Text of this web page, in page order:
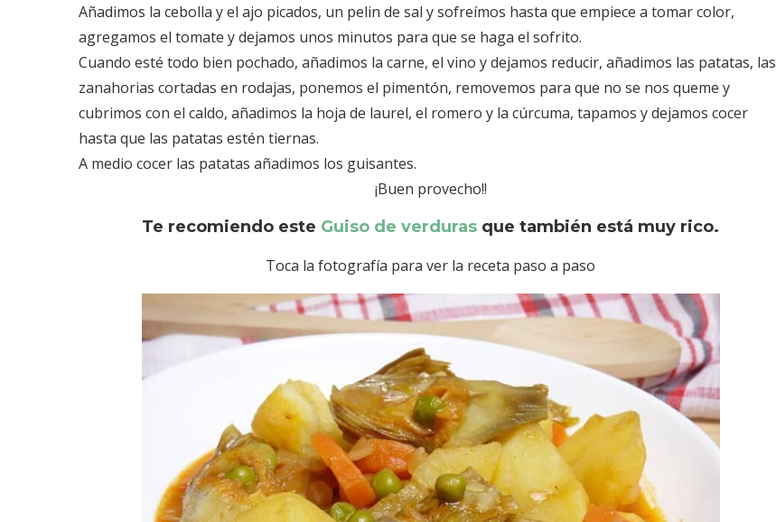
Añadimos la cebolla y el ajo picados, un pelin de sal y sofreímos hasta que empiece a tomar color,
agregamos el tomate y dejamos unos minutos para que se haga el sofrito.
Cuando esté todo bien pochado, añadimos la carne, el vino y dejamos reducir, añadimos las patatas, las
zanahorias cortadas en rodajas, ponemos el pimentón, removemos para que no se nos queme y
cubrimos con el caldo, añadimos la hoja de laurel, el romero y la cúrcuma, tapamos y dejamos cocer
hasta que las patatas estén tiernas.
A medio cocer las patatas añadimos los guisantes.
¡Buen provecho!!
Te recomiendo este Guiso de verduras que también está muy rico.
Toca la fotografía para ver la receta paso a paso